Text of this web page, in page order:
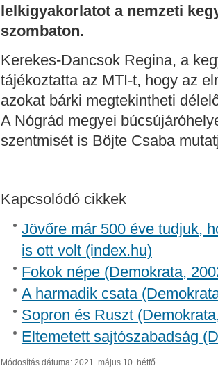
lelkigyakorlatot a nemzeti
szombaton.
Kerekes-Dancsok Regina, a
tájékoztatta az MTI-t, hogy az
azokat bárki megtekintheti
A Nógrád megyei
szentmisét is Böjte Csaba
Kapcsolódó cikkek
Jövőre már 500 éve tudjuk,
is ott volt (index.hu)
Fokok népe (Demokrata,
A harmadik csata
Sopron és Ruszt
Eltemetett sajtószabadság
Módosítás dátuma: 2021. május 10. hétfő